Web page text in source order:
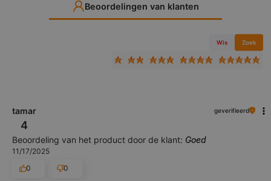
Beoordelingen van klanten
Wis Zoek
tamar geverifieerd
4
Beoordeling van het product door de klant: Goed
11/17/2025
0
0